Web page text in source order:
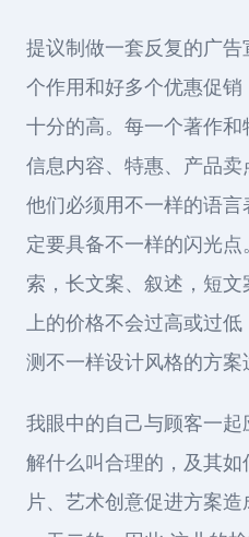
提议制做一套反复的广
个作用和好多个优惠促
十分的高。每一个著作
信息内容、特惠、产品卖
他们必须用不一样的语
定要具备不一样的闪光
索，长文案、叙述，短
上的价格不会过高或过
测不一样设计风格的方案
我眼中的自己与顾客一
解什么叫合理的，及其如
片、艺术创意促进方案